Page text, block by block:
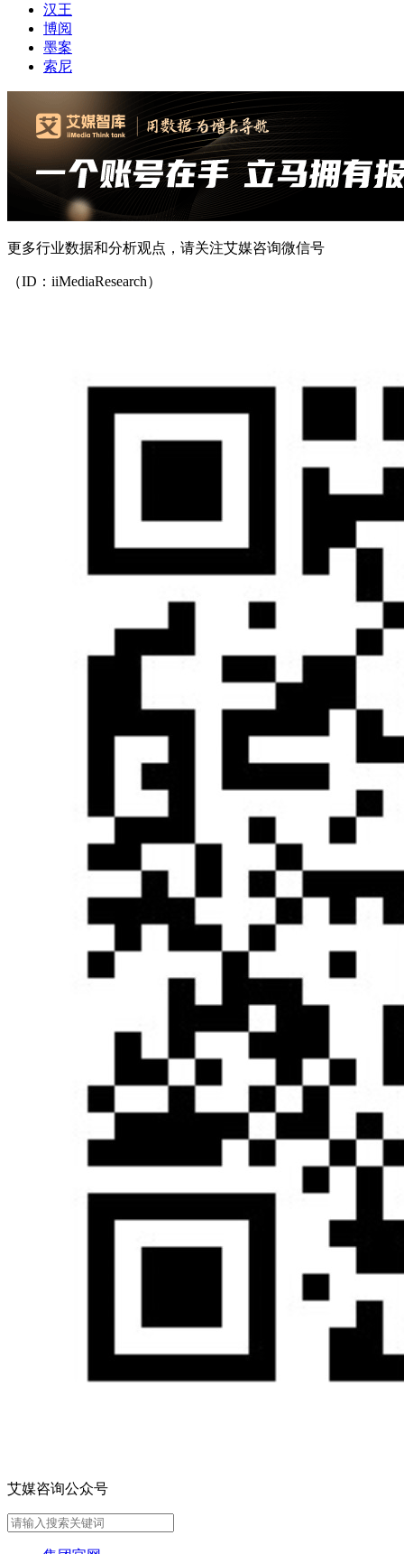
汉王
博阅
墨案
索尼
更多行业数据和分析观点，请关注艾媒咨询微信号
（ID：iiMediaResearch）
艾媒咨询公众号